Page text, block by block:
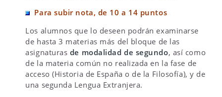
Para subir nota, de 10 a 14 puntos
Los alumnos que lo deseen podrán examinarse
de hasta 3 materias más del bloque de las
asignaturas de modalidad de segundo, así como
de la materia común no realizada en la fase de
acceso (Historia de España o de la Filosofía), y de
una segunda Lengua Extranjera.